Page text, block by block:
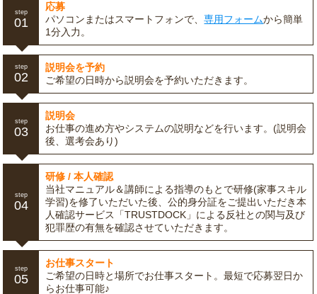
step
01
応募
パソコンまたはスマートフォンで、専用フォームから簡単
1分入力。
step
02
説明会を予約
ご希望の日時から説明会を予約いただきます。
step
03
説明会
お仕事の進め方やシステムの説明などを行います。(説明会
後、選考会あり)
step
04
研修 / 本人確認
当社マニュアル＆講師による指導のもとで研修(家事スキル
学習)を修了いただいた後、公的身分証をご提出いただき本
人確認サービス「TRUSTDOCK」による反社との関与及び
犯罪歴の有無を確認させていただきます。
step
05
お仕事スタート
ご希望の日時と場所でお仕事スタート。最短で応募翌日か
らお仕事可能♪